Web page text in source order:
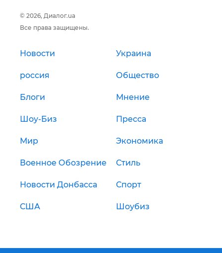
© 2026, Диалог.ua
Все права защищены.
Новости Украина
россия Общество
Блоги Мнение
Шоу-Биз Пресса
Мир Экономика
Военное Обозрение Стиль
Новости Донбасса Спорт
США Шоубиз